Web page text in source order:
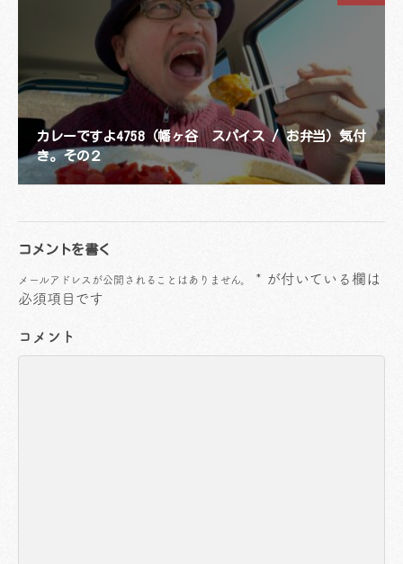
カレーですよ4758（幡ヶ谷 スパイス / お弁当）気付
き。その２
コメントを書く
メールアドレスが公開されることはありません。 * が付いている欄は
必須項目です
コメント